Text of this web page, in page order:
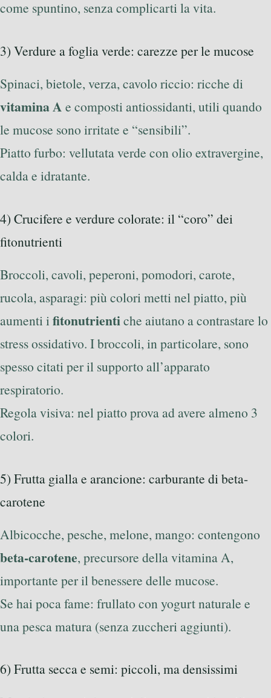
come spuntino, senza complicarti la vita.
3) Verdure a foglia verde: carezze per le mucose
Spinaci, bietole, verza, cavolo riccio: ricche di
vitamina A e composti antiossidanti, utili quando
le mucose sono irritate e “sensibili”.
Piatto furbo: vellutata verde con olio extravergine,
calda e idratante.
4) Crucifere e verdure colorate: il “coro” dei
fitonutrienti
Broccoli, cavoli, peperoni, pomodori, carote,
rucola, asparagi: più colori metti nel piatto, più
aumenti ifitonutrientiche aiutano a contrastare lo
stress ossidativo. I broccoli, in particolare, sono
spesso citati per il supporto all’apparato
respiratorio.
Regola visiva: nel piatto prova ad avere almeno 3
colori.
5) Frutta gialla e arancione: carburante di beta-
carotene
Albicocche, pesche, melone, mango: contengono
beta-carotene, precursore della vitamina A,
importante per il benessere delle mucose.
Se hai poca fame: frullato con yogurt naturale e
una pesca matura (senza zuccheri aggiunti).
6) Frutta secca e semi: piccoli, ma densissimi